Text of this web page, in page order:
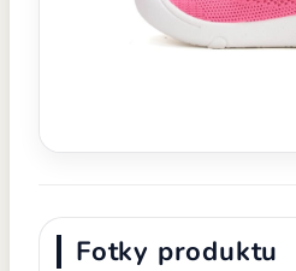
Fotky produktu